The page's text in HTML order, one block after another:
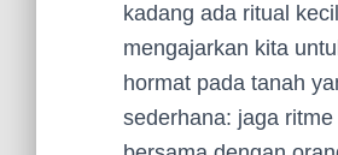
kadang ada ritual
mengajarkan kita
hormat pada tanah
sederhana: jaga